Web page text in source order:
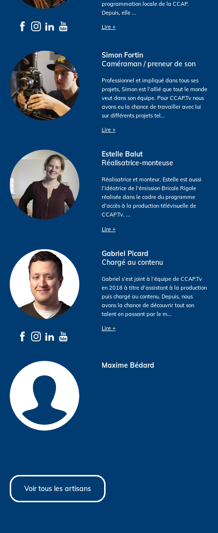
Voir tous les artisans
programmation locale de la CCAP.
Depuis, elle ...
Lire +
Simon Fortin
Caméraman / preneur de son
Professionnel et impliqué dans tous ses
projets, Simon est l’allié que tout le monde
veut dans son équipe. Pour CCAP.Tv nous
avons eu la chance de travailler avec lui
sur différents projets tel ...
Lire +
Estelle Balut
Réalisatrice-monteuse
Réalisatrice et monteur, Estelle est aussi
l’idéatrice de l’émission Bricole Rigole
réalisée dans le cadre du programme
d’accès à la production télévisuelle de
CCAP.Tv. ...
Lire +
Gabriel Picard
Chargé au contenu
Gabriel s’est joint à l’équipe de CCAP.Tv
en 2018 à titre d’assistant à la production
puis chargé au contenu. Depuis, nous
avons la chance de découvrir tout son
talent en passant par le m...
Lire +
Maxime Bédard